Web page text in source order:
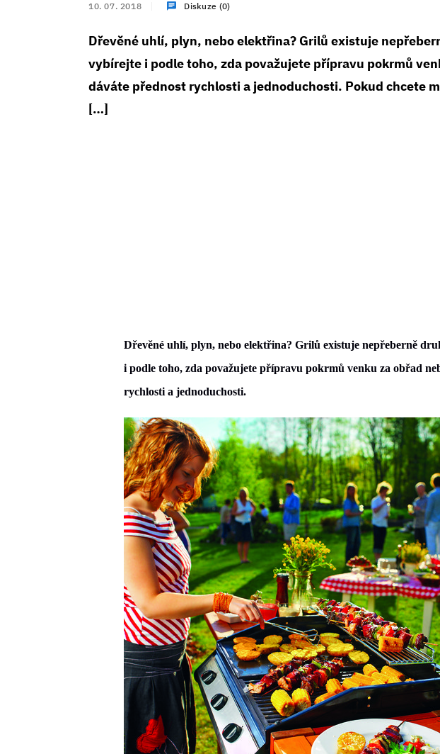
10. 07. 2018 Diskuze (0)
Dřevěné uhlí, plyn, nebo elektřina? Grilů existuje
vybírejte i podle toho, zda považujete přípravu pokrmů
dáváte přednost rychlosti a jednoduchosti. Pokud chcete
[…]
Dřevěné uhlí, plyn, nebo elektřina? Grilů existuje nepřeberně
i podle toho, zda považujete přípravu pokrmů venku za obřad
rychlosti a jednoduchosti.